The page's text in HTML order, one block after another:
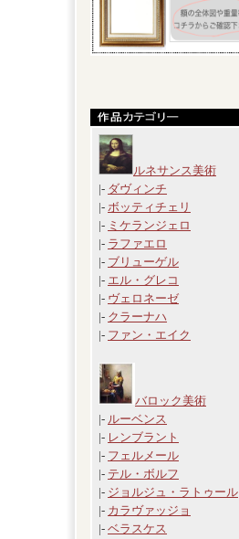
ルネサンス美術
|- ダヴィンチ
|- ボッティチェリ
|- ミケランジェロ
|- ラファエロ
|- ブリューゲル
|- エル・グレコ
|- ヴェロネーゼ
|- クラーナハ
|- ファン・エイク
バロック美術
|- ルーベンス
|- レンブラント
|- フェルメール
|- テル・ボルフ
|- ジョルジュ・ラトゥール
|- カラヴァッジョ
|- ベラスケス